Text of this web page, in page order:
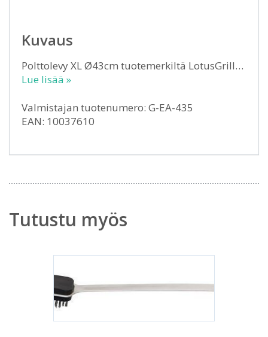
Kuvaus
Polttolevy XL Ø43cm tuotemerkiltä LotusGrill…
Lue lisää »
Valmistajan tuotenumero: G-EA-435
EAN: 10037610
Tutustu myös